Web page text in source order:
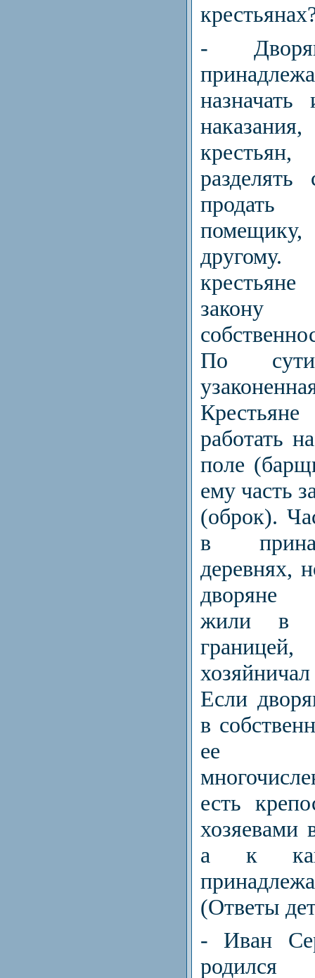
-
По
работать
поле
ему часть
(оброк).
в
деревнях,
дворяне
жили в
Если
в
ее
есть
хозяевами
а к
(Ответы
- Иван